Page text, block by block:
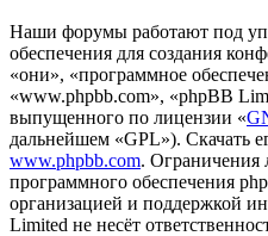
Наши форумы работают под
обеспечения для создания
«они», «программное
«www.phpbb.com», «phpBB
выпущенного по лицензии «
дальнейшем «GPL»). Скачать
www.phpbb.com. Ограничения
программного обеспечения
организацией и поддержкой
Limited не несёт